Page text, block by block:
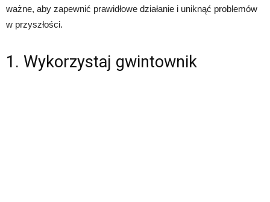
ważne, aby zapewnić prawidłowe działanie i uniknąć problemów
w przyszłości.
1. Wykorzystaj gwintownik